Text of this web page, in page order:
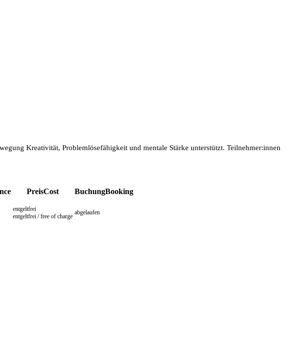
Kreativität, Problemlösefähigkeit und mentale Stärke unterstützt. Teilnehmer:innen
PreisCost BuchungBooking
entgeltfrei
entgeltfrei / free of charge
abgelaufen